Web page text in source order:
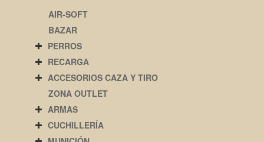
AIR-SOFT
BAZAR
PERROS
RECARGA
ACCESORIOS CAZA Y TIRO
ZONA OUTLET
ARMAS
CUCHILLERÍA